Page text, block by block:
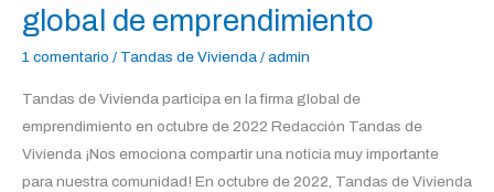
global de emprendimiento
1 comentario / Tandas de Vivienda / admin
Tandas de Vivienda participa en la firma global de
emprendimiento en octubre de 2022 Redacción Tandas de
Vivienda ¡Nos emociona compartir una noticia muy importante
para nuestra comunidad! En octubre de 2022, Tandas de Vivienda
vivienda
en